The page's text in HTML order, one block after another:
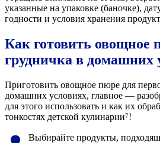
указанные на упаковке (баночке),
годности и условия хранения
Как готовить овощное
грудничка в домашних
Приготовить овощное пюре для
домашних условиях, главное —
для этого использовать и как их
тонкостях детской кулинарии7!
Выбирайте продукты,